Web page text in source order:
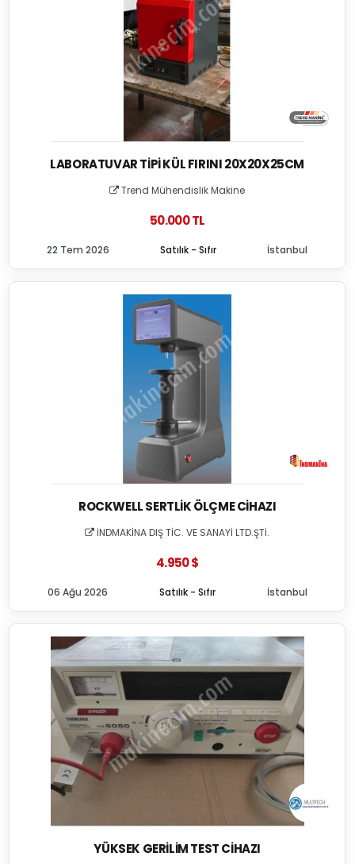
LABORATUVAR TIPI KÜL FIRINI 20X20X25CM
Trend Mühendislik Makine
50.000 TL
Satılık - Sıfır
22 Tem 2026 İstanbul
ROCKWELL SERTLIK ÖLÇME CIHAZI
İNDMAKİNA DIŞ TİC. VE SANAYİ LTD.ŞTİ.
4.950 $
Satılık - Sıfır
06 Ağu 2026 İstanbul
YÜKSEK GERILIM TEST CIHAZI